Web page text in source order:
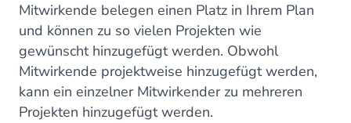
Mitwirkende belegen einen Platz in Ihrem Plan
und können zu so vielen Projekten wie
gewünscht hinzugefügt werden. Obwohl
Mitwirkende projektweise hinzugefügt werden,
kann ein einzelner Mitwirkender zu mehreren
Projekten hinzugefügt werden.